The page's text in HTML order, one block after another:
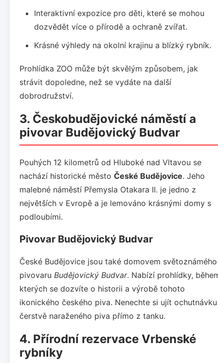
Interaktivní expozice pro děti, které se mohou
dozvědět více o přírodě a ochraně zvířat.
Krásné výhledy na okolní krajinu a blízký rybník.
Prohlídka ZOO může být skvělým způsobem, jak
strávit dopoledne, než se vydáte na další
dobrodružství.
3. Českobudějovické náměstí a
pivovar Budějovický Budvar
Pouhých 12 kilometrů od Hluboké nad Vltavou se
nachází historické město České Budějovice. Jeho
malebné náměstí Přemysla Otakara II. je jedno z
největších v Evropě a je lemováno krásnými domy s
podloubími.
Pivovar Budějovický Budvar
České Budějovice jsou také domovem světoznámého
pivovaru Budějovický Budvar. Nabízí prohlídky,
kterých se dozvíte o historii a výrobě tohoto
ikonického českého piva. Nenechte si ujít ochutnávku
čerstvě naraženého piva přímo z tanku.
4. Přírodní rezervace Vrbenské
rybníky